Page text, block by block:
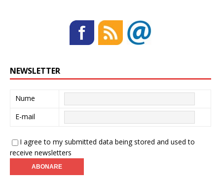
NEWSLETTER
Nume
E-mail
I agree to my submitted data being stored and used to
receive newsletters